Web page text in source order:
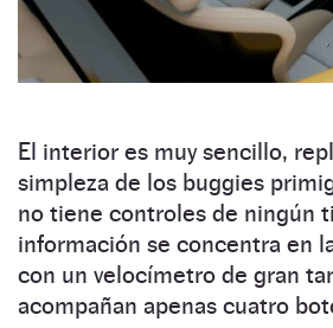
El interior es muy sencillo,
simpleza de los buggies
no tiene controles de ningún
información se concentra en
con un velocímetro de gran
acompañan apenas cuatro